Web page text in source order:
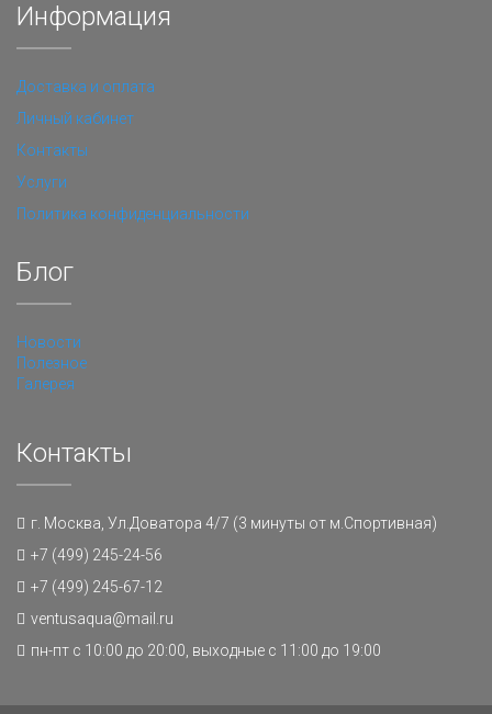
Информация
Доставка и оплата
Личный кабинет
Контакты
Услуги
Политика конфиденциальности
Блог
Новости
Полезное
Галерея
Контакты
г. Москва, Ул.Доватора 4/7 (3 минуты от м.Спортивная)
+7 (499) 245-24-56
+7 (499) 245-67-12
ventusaqua@mail.ru
пн-пт с 10:00 до 20:00, выходные с 11:00 до 19:00